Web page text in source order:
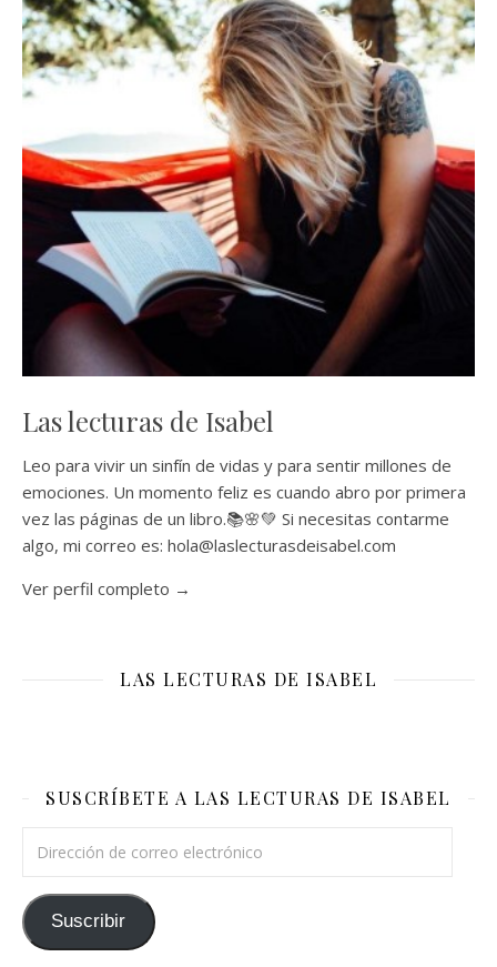
Las lecturas de Isabel
Leo para vivir un sinfín de vidas y para sentir millones de
emociones. Un momento feliz es cuando abro por primera
vez las páginas de un libro.📚🌸💚 Si necesitas contarme
algo, mi correo es: hola@laslecturasdeisabel.com
Ver perfil completo →
LAS LECTURAS DE ISABEL
SUSCRÍBETE A LAS LECTURAS DE ISABEL
Suscribir